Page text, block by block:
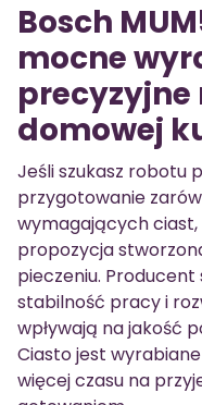
Bosch
mocne
precyzyjne
domowej
Jeśli szukasz robotu
przygotowanie
wymagających ciast,
propozycja
pieczeniu.
stabilność pracy i
wpływają na jakość
Ciasto jest wyrabiane
więcej czasu na